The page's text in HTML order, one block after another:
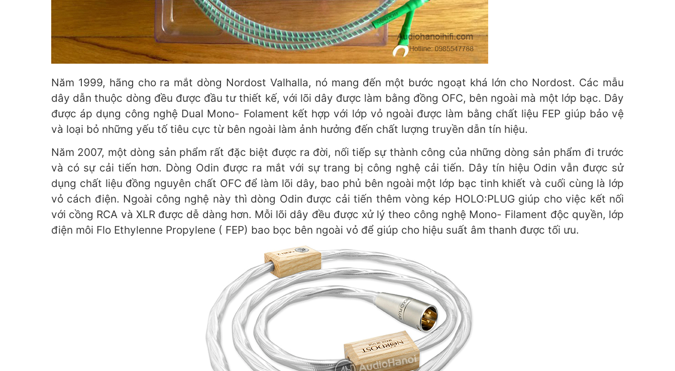
Năm 1999, hãng cho ra mắt dòng Nordost Valhalla, nó mang đến một bước ngoạt khá lớn cho Nordost. Các mẫu
dây dẫn thuộc dòng đều được đầu tư thiết kế, với lõi dây được làm bằng đồng OFC, bên ngoài mà một lớp bạc. Dây
được áp dụng công nghệ Dual Mono- Folament kết hợp với lớp vỏ ngoài được làm bằng chất liệu FEP giúp bảo vệ
và loại bỏ những yếu tố tiêu cực từ bên ngoài làm ảnh hưởng đến chất lượng truyền dẫn tín hiệu.
Năm 2007, một dòng sản phẩm rất đặc biệt được ra đời, nối tiếp sự thành công của những dòng sản phẩm đi trước
và có sự cải tiến hơn. Dòng Odin được ra mắt với sự trang bị công nghệ cải tiến. Dây tín hiệu Odin vẫn được sử
dụng chất liệu đồng nguyên chất OFC để làm lõi dây, bao phủ bên ngoài một lớp bạc tinh khiết và cuối cùng là lớp
vỏ cách điện. Ngoài công nghệ này thì dòng Odin được cải tiến thêm vòng kép HOLO:PLUG giúp cho việc kết nối
với cồng RCA và XLR được dễ dàng hơn. Mỗi lõi dây đều được xử lý theo công nghệ Mono- Filament độc quyền, lớp
điện môi Flo Ethylenne Propylene ( FEP) bao bọc bên ngoài vỏ để giúp cho hiệu suất âm thanh được tối ưu.